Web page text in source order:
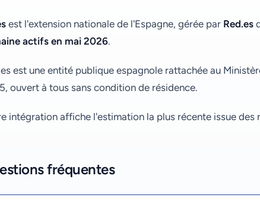
est l'extension nationale de l'Espagne, gérée par Red.es
actifs en mai 2026.
est une entité publique espagnole rattachée au
ouvert à tous sans condition de résidence.
intégration affiche l'estimation la plus récente issue
fréquentes